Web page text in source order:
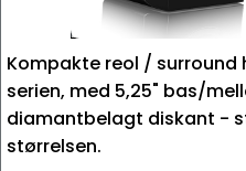
Kompakte reol / surround
serien, med 5,25" bas/
diamantbelagt diskant -
størrelsen.